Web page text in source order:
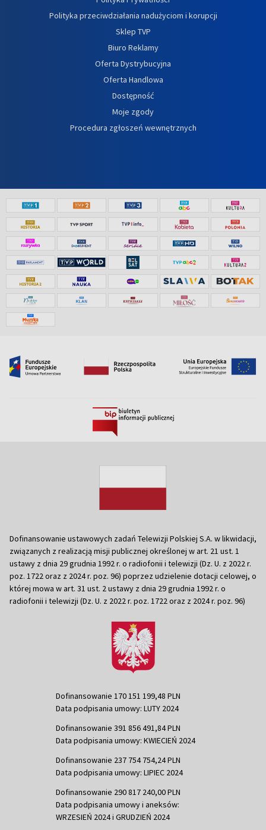
Polityka przeciwdziałania nadużyciom i korupcji
Sklep TVP
Biuro Reklamy
Oferta Dystrybucyjna
Oferta Handlowa
Dostępność
Moje zgody
Procedura zgłoszeń wewnętrznych
Dofinansowanie ustawowych zadań Telewizji Polskiej S.A. w likwidacji,
związanych z realizacją misji publicznej określonej w art. 21 ust. 1
ustawy z dnia 29 grudnia 1992 r. o radiofonii i telewizji (Dz. U. z 2022 r.
poz. 1722 oraz z 2024 r. poz. 96) poprzez udzielenie dotacji celowej, o
której mowa w art. 31 ust. 2 ustawy z dnia 29 grudnia 1992 r. o
radiofonii i telewizji (Dz. U. z 2022 r. poz. 1722 oraz z 2024 r. poz. 96)
Dofinansowanie 170 151 199,48 PLN
Data podpisania umowy: LUTY 2024
Dofinansowanie 391 856 491,84 PLN
Data podpisania umowy: KWIECIEŃ 2024
Dofinansowanie 237 754 754,24 PLN
Data podpisania umowy: LIPIEC 2024
Dofinansowanie 290 817 240,00 PLN
Data podpisania umowy i aneksów:
WRZESIEŃ 2024 i GRUDZIEŃ 2024